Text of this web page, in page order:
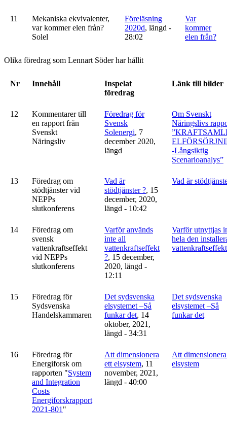
11
Mekaniska ekvivalenter,
var kommer elen från?
Solel
Föreläsning
2020d, längd -
28:02
Var
kommer
elen från?
Olika föredrag som Lennart Söder har hållit
Nr Innehåll
Inspelat
föredrag
Länk till bilder
12
Kommentarer till
en rapport från
Svenskt
Näringsliv
Föredrag för
Svensk
Solenergi, 7
december 2020,
längd
Om Svenskt
Näringslivs
-Långsiktig
Scenarioanalys”
13
Föredrag om
stödtjänster vid
NEPPs
slutkonferens
Vad är
stödtjänster ?, 15
december, 2020,
längd - 10:42
Vad är
14
Föredrag om
svensk
vattenkraftseffekt
vid NEPPs
slutkonferens
Varför används
inte all
vattenkraftseffekt
?, 15 december,
2020, längd -
12:11
Varför utnyttjas
hela den
15
Föredrag för
Sydsvenska
Handelskammaren
Det sydsvenska
elsystemet –Så
funkar det, 14
oktober, 2021,
längd - 34:31
Det sydsvenska
elsystemet –Så
funkar det
16
Föredrag för
Energiforsk om
rapporten "System
and Integration
Costs
Energiforskrapport
2021-801"
Att dimensionera
ett elsystem, 11
november, 2021,
längd - 40:00
Att
elsystem